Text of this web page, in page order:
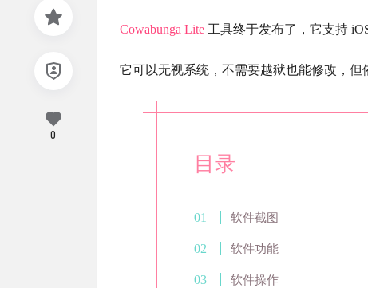
Cowabunga Lite 工具终于发布了，它支持
它可以无视系统，不需要越狱也能修改，但
目录
软件截图
软件功能
软件操作
0